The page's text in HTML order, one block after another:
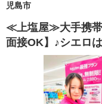
児島市
≪上塩屋≫大手携帯
面接OK】♪シエロ